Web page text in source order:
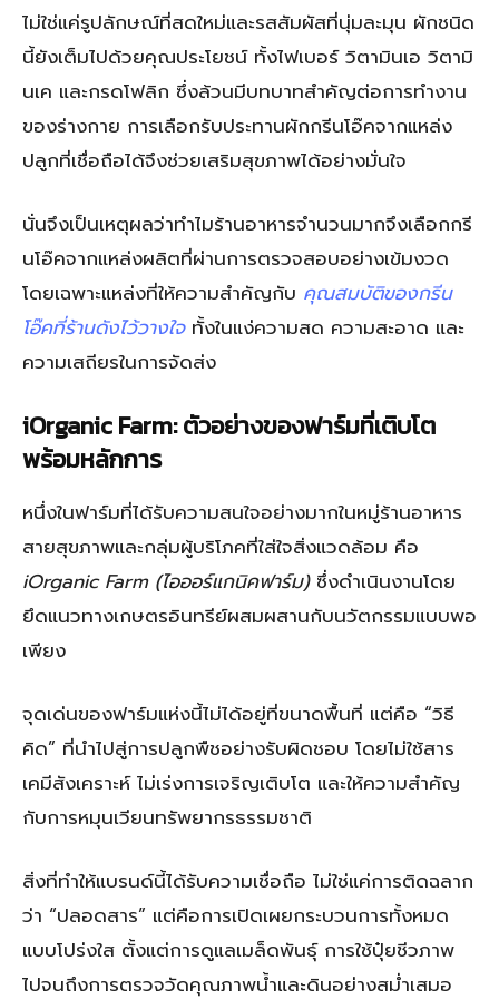
ไม่ใช่แค่รูปลักษณ์ที่สดใหม่และรสสัมผัสที่นุ่มละมุน ผักชนิด
นี้ยังเต็มไปด้วยคุณประโยชน์ ทั้งไฟเบอร์ วิตามินเอ วิตามิ
นเค และกรดโฟลิก ซึ่งล้วนมีบทบาทสำคัญต่อการทำงาน
ของร่างกาย การเลือกรับประทานผักกรีนโอ๊คจากแหล่ง
ปลูกที่เชื่อถือได้จึงช่วยเสริมสุขภาพได้อย่างมั่นใจ
นั่นจึงเป็นเหตุผลว่าทำไมร้านอาหารจำนวนมากจึงเลือกกรี
นโอ๊คจากแหล่งผลิตที่ผ่านการตรวจสอบอย่างเข้มงวด
โดยเฉพาะแหล่งที่ให้ความสำคัญกับ คุณสมบัติของกรีน
โอ๊คที่ร้านดังไว้วางใจทั้งในแง่ความสด ความสะอาด และ
ความเสถียรในการจัดส่ง
iOrganic Farm: ตัวอย่างของฟาร์มที่เติบโต
พร้อมหลักการ
หนึ่งในฟาร์มที่ได้รับความสนใจอย่างมากในหมู่ร้านอาหาร
สายสุขภาพและกลุ่มผู้บริโภคที่ใส่ใจสิ่งแวดล้อม คือ
iOrganic Farm (ไอออร์แกนิคฟาร์ม)ซึ่งดำเนินงานโดย
ยึดแนวทางเกษตรอินทรีย์ผสมผสานกับนวัตกรรมแบบพอ
เพียง
จุดเด่นของฟาร์มแห่งนี้ไม่ได้อยู่ที่ขนาดพื้นที่ แต่คือ “วิธี
คิด” ที่นำไปสู่การปลูกพืชอย่างรับผิดชอบ โดยไม่ใช้สาร
เคมีสังเคราะห์ ไม่เร่งการเจริญเติบโต และให้ความสำคัญ
กับการหมุนเวียนทรัพยากรธรรมชาติ
สิ่งที่ทำให้แบรนด์นี้ได้รับความเชื่อถือ ไม่ใช่แค่การติดฉลาก
ว่า “ปลอดสาร” แต่คือการเปิดเผยกระบวนการทั้งหมด
แบบโปร่งใส ตั้งแต่การดูแลเมล็ดพันธุ์ การใช้ปุ๋ยชีวภาพ
ไปจนถึงการตรวจวัดคุณภาพน้ำและดินอย่างสม่ำเสมอ